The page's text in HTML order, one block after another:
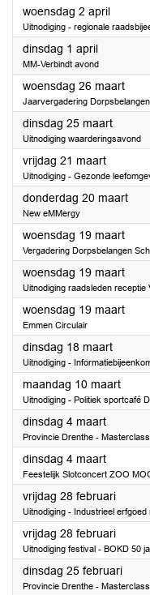
woensdag 2 april2025
Uitnodiging - regionale
dinsdag 1 april2025
MM-Verbindt avond
woensdag 26 maart2025
Jaarvergadering
dinsdag 25 maart2025
Uitnodiging waarderingsavond
vrijdag 21 maart2025
Uitnodiging - Gezonde
donderdag 20 maart2025
New eMMergy
woensdag 19 maart2025
Vergadering Dorpsbelangen
woensdag 19 maart2025
Uitnodiging raadsleden receptie
woensdag 19 maart2025
Emmen Circulair
dinsdag 18 maart2025
Uitnodiging -
maandag 10 maart2025
Uitnodiging - Politiek sportcafé
dinsdag 4 maart2025
Provincie Drenthe -
dinsdag 4 maart2025
Feestelijk Slotconcert ZOO
vrijdag 28 februari2025
Uitnodiging - Industrieel erfgoed
vrijdag 28 februari2025
Uitnodiging festival - BOKD 50
dinsdag 25 februari2025
Provincie Drenthe -